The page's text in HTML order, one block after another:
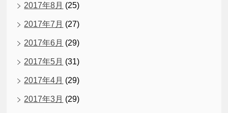
2017年8月 (25)
2017年7月 (27)
2017年6月 (29)
2017年5月 (31)
2017年4月 (29)
2017年3月 (29)